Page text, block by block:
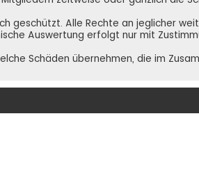
geschützt. Alle Rechte an jeglicher
Auswertung erfolgt nur mit
Schäden übernehmen, die im